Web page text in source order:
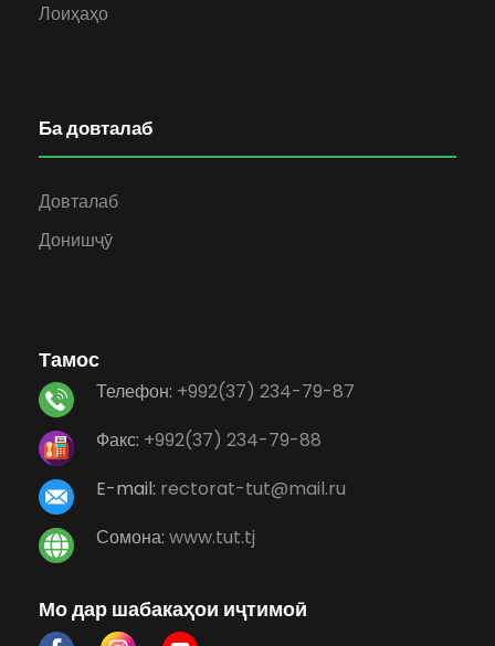
Лоиҳаҳо
Ба довталаб
Довталаб
Донишҷӯ
Тамос
Телефон: +992(37) 234-79-87
Факс: +992(37) 234-79-88
E-mail: rectorat-tut@mail.ru
Сомона: www.tut.tj
Мо дар шабакаҳои иҷтимоӣ